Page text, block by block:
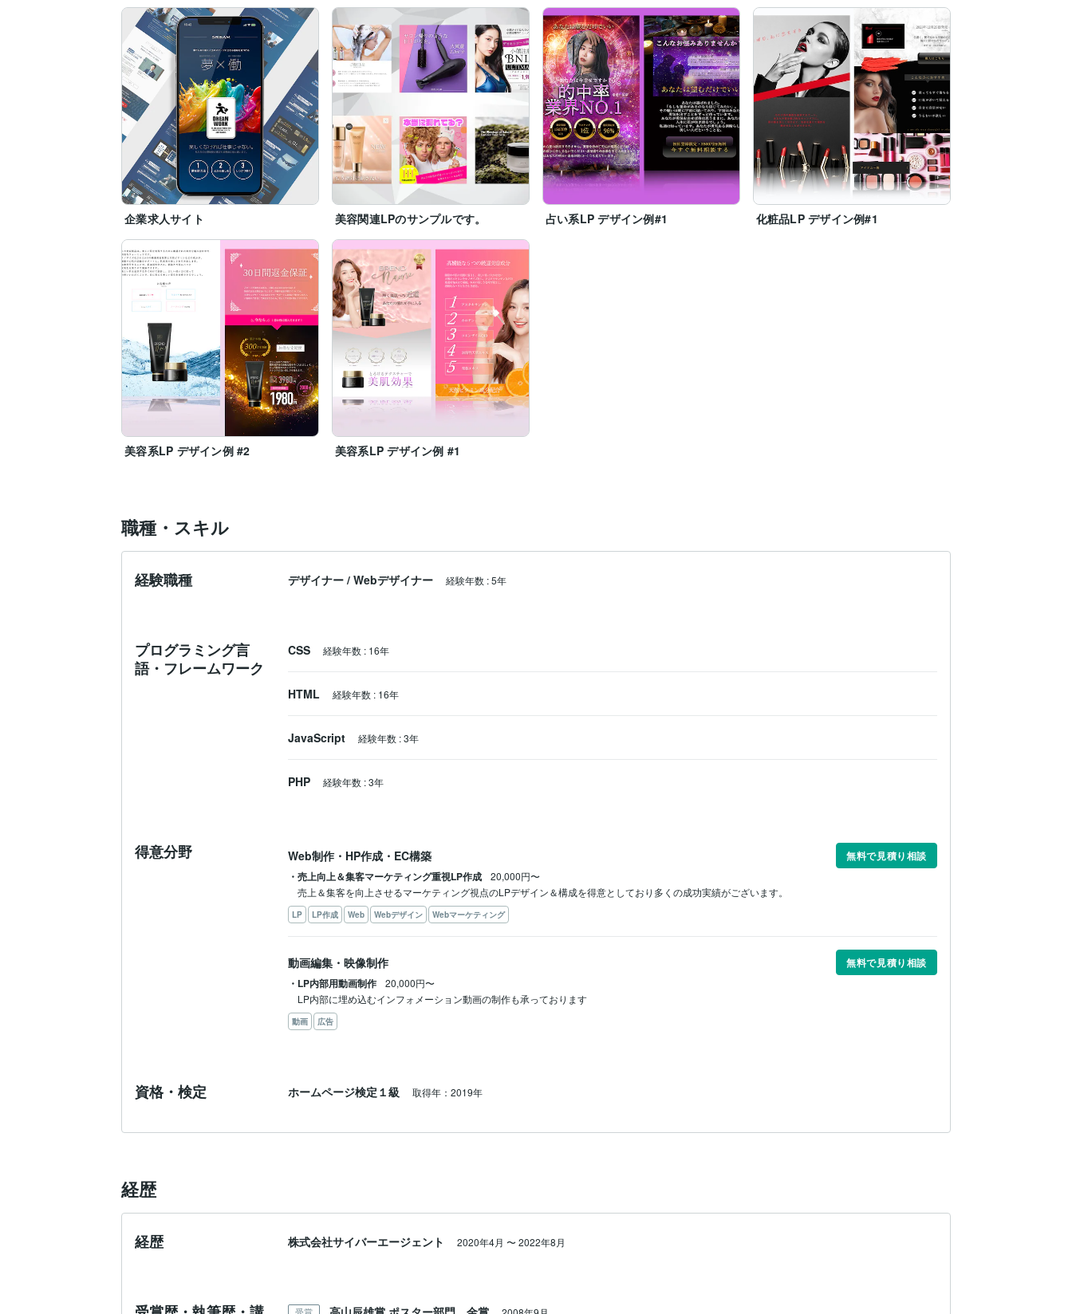
企業求人サイト 美容関連LPのサンプルです。 占い系LP デザイン例#1 化粧品LP デザイン例#1
美容系LP デザイン例 #2 美容系LP デザイン例 #1
職種・スキル
経験職種 デザイナー / Webデザイナー 経験年数 :5年
プログラミング言
語・フレームワーク
CSS 経験年数 : 16年
HTML 経験年数 : 16年
JavaScript 経験年数 :3年
PHP 経験年数 :3年
得意分野 Web制作・HP作成・EC構築
無料で見積り相談
・売上向上＆集客マーケティング重視LP作成
20,000円〜
売上＆集客を向上させるマーケティング視点のLPデザイン＆構成を得意としており多くの成功実績がございます。
LP LP作成 Web Webデザイン Webマーケティング
動画編集・映像制作
無料で見積り相談
・LP内部用動画制作
20,000円〜
LP内部に埋め込むインフォメーション動画の制作も承っております
動画 広告
資格・検定 ホームページ検定１級 取得年：2019年
経歴
経歴 株式会社サイバーエージェント 2020年4月 〜2022年8月
受賞